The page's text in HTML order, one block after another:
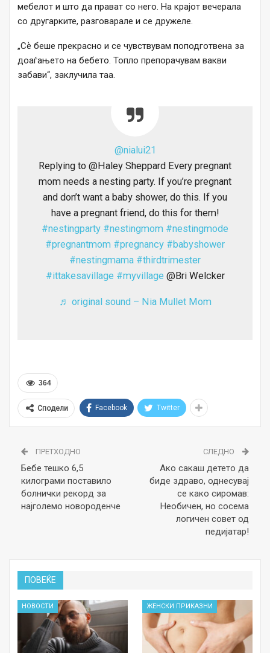
мебелот и што да прават со него. На крајот вечерала
со другарките, разговарале и се дружеле.
„Сѐ беше прекрасно и се чувствувам поподготвена за
доаѓањето на бебето. Топло препорачувам вакви
забави“, заклучила таа.
@nialui21
Replying to @Haley Sheppard Every pregnant
mom needs a nesting party. If you’re pregnant
and don’t want a baby shower, do this. If you
have a pregnant friend, do this for them!
#nestingparty #nestingmom #nestingmode
#pregnantmom #pregnancy #babyshower
#nestingmama #thirdtrimester
#ittakesavillage #myvillage @Bri Welcker
♬ original sound – Nia Mullet Mom
364
Сподели Facebook Twitter
ПРЕТХОДНО
Бебе тешко 6,5
килограми поставило
болнички рекорд за
најголемо новороденче
СЛЕДНО
Ако сакаш детето да
биде здраво, однесувај
се како сиромав:
Необичен, но сосема
логичен совет од
педијатар!
ПОВЕЌЕ
НОВОСТИ ЖЕНСКИ ПРИКАЗНИ